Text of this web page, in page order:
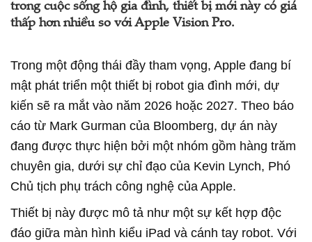
trong cuộc sống hộ gia đình, thiết bị mới này có giá
thấp hơn nhiều so với Apple Vision Pro.
Trong một động thái đầy tham vọng, Apple đang bí
mật phát triển một thiết bị robot gia đình mới, dự
kiến sẽ ra mắt vào năm 2026 hoặc 2027. Theo báo
cáo từ Mark Gurman của Bloomberg, dự án này
đang được thực hiện bởi một nhóm gồm hàng trăm
chuyên gia, dưới sự chỉ đạo của Kevin Lynch, Phó
Chủ tịch phụ trách công nghệ của Apple.
Thiết bị này được mô tả như một sự kết hợp độc
đáo giữa màn hình kiểu iPad và cánh tay robot. Với